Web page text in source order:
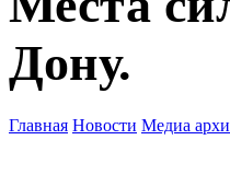
Дону.
Главная Новости Медиа